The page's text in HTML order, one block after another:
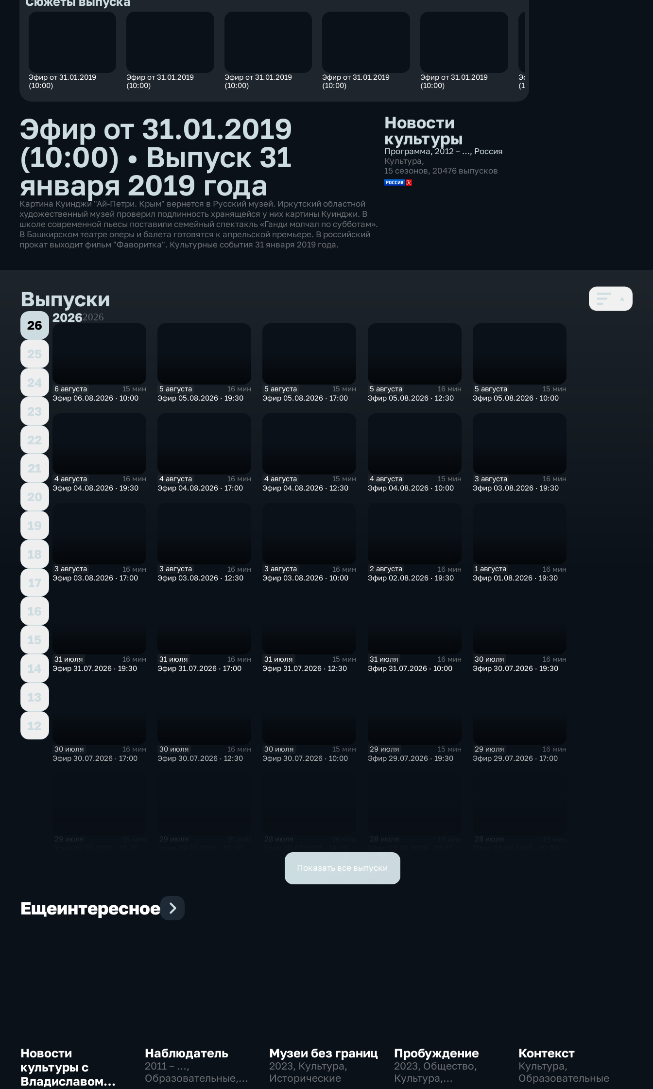
Эфир от 31.01.2019
(10:00)
Эфир от 31.01.2019
(10:00)
Эфир от 31.01.2019
(10:00)
Эфир от 31.01.2019
(10:00)
Эфир от 31.01.2019
(10:00)
Эфир от 31.01.2019
(10:00)
Эфир от 31.01.2019
(10:00) • Выпуск 31
января 2019 года
Картина Куинджи "Ай-Петри. Крым" вернется в Русский музей. Иркутский областной
художественный музей проверил подлинность хранящейся у них картины Куинджи. В
школе современной пьесы поставили семейный спектакль «Ганди молчал по субботам».
В Башкирском театре оперы и балета готовятся к апрельской премьере. В российский
прокат выходит фильм "Фаворитка". Культурные события 31 января 2019 года.
Новости
культуры
Программа,2012 – …, Россия
Культура,
15 сезонов, 20476 выпусков
Выпуски
26
25
24
23
22
21
20
19
18
17
16
15
14
13
12
20262026
6 августа
15 мин
Эфир 06.08.2026 · 10:00
5 августа
16 мин
Эфир 05.08.2026 · 19:30
5 августа
15 мин
Эфир 05.08.2026 · 17:00
5 августа
16 мин
Эфир 05.08.2026 · 12:30
5 августа
15 мин
Эфир 05.08.2026 · 10:00
4 августа
16 мин
Эфир 04.08.2026 · 19:30
4 августа
16 мин
Эфир 04.08.2026 · 17:00
4 августа
15 мин
Эфир 04.08.2026 · 12:30
4 августа
15 мин
Эфир 04.08.2026 · 10:00
3 августа
16 мин
Эфир 03.08.2026 · 19:30
3 августа
16 мин
Эфир 03.08.2026 · 17:00
3 августа
16 мин
Эфир 03.08.2026 · 12:30
3 августа
16 мин
Эфир 03.08.2026 · 10:00
2 августа
16 мин
Эфир 02.08.2026 · 19:30
1 августа
16 мин
Эфир 01.08.2026 · 19:30
31 июля
16 мин
Эфир 31.07.2026 · 19:30
31 июля
16 мин
Эфир 31.07.2026 · 17:00
31 июля
15 мин
Эфир 31.07.2026 · 12:30
31 июля
16 мин
Эфир 31.07.2026 · 10:00
30 июля
16 мин
Эфир 30.07.2026 · 19:30
30 июля
16 мин
Эфир 30.07.2026 · 17:00
30 июля
16 мин
Эфир 30.07.2026 · 12:30
30 июля
15 мин
Эфир 30.07.2026 · 10:00
29 июля
15 мин
Эфир 29.07.2026 · 19:30
29 июля
16 мин
Эфир 29.07.2026 · 17:00
29 июля 29 июля 28 июля 28 июля 28 июля
Показать все выпуски
Ещеинтересное
Новости
культуры с
Владиславом
Наблюдатель
2011 – …,
Образовательные,
Музеи без границ
2023, Культура,
Исторические
Пробуждение
2023, Общество,
Культура,
Контекст
Культура,
Образовательные